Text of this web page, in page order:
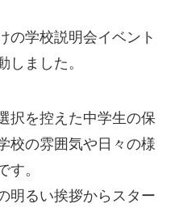
の学校説明会イベント
しました。
択を控えた中学生の保
校の雰囲気や日々の様
す。
明るい挨拶からスター